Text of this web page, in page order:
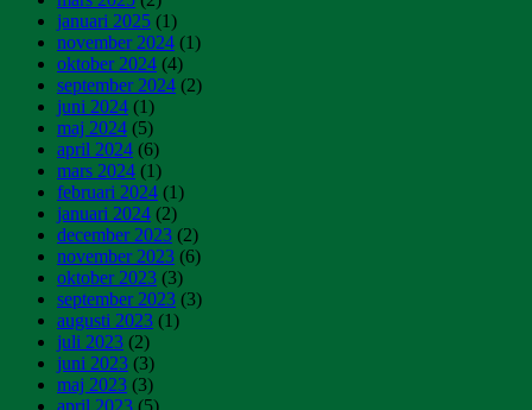
januari 2025 (1)
november 2024 (1)
oktober 2024 (4)
september 2024 (2)
juni 2024 (1)
maj 2024 (5)
april 2024 (6)
mars 2024 (1)
februari 2024 (1)
januari 2024 (2)
december 2023 (2)
november 2023 (6)
oktober 2023 (3)
september 2023 (3)
augusti 2023 (1)
juli 2023 (2)
juni 2023 (3)
maj 2023 (3)